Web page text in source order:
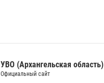
УВО (Архангельская область)
Официальный сайт